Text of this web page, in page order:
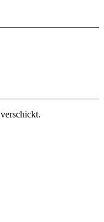
verschickt.